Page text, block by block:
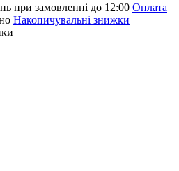
при замовленні до 12:00 Оплата
Накопичувальні знижки